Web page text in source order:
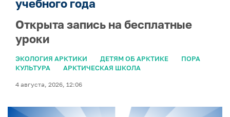
учебного года
Открыта запись на бесплатные
уроки
ЭКОЛОГИЯ АРКТИКИ ДЕТЯМ ОБ АРКТИКЕ
ПОРА
КУЛЬТУРА
АРКТИЧЕСКАЯ ШКОЛА
4 августа, 2026, 12:06